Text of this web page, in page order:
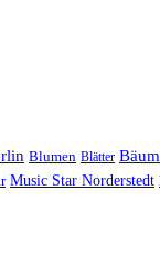
Blumen Blätter
Music Star Norderstedt